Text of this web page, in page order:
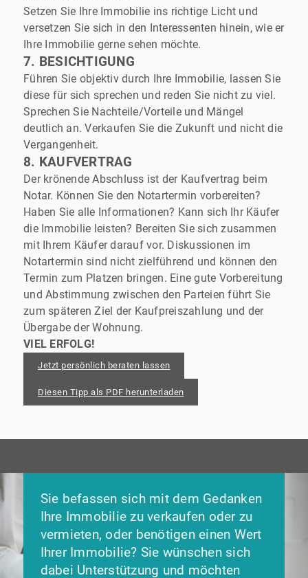
Setzen Sie Ihre Immobilie ins richtige Licht und
versetzen Sie sich in den Interessenten hinein, wie er
Ihre Immobilie gerne sehen möchte.
7. BESICHTIGUNG
Führen Sie objektiv durch Ihre Immobilie, lassen Sie
diese für sich sprechen und reden Sie nicht zu viel.
Sprechen Sie Nachteile/Vorteile und Mängel
deutlich an. Verkaufen Sie die Zukunft und nicht die
Vergangenheit.
8. KAUFVERTRAG
Der krönende Abschluss ist der Kaufvertrag beim
Notar. Können Sie den Notartermin vorbereiten?
Haben Sie alle Informationen? Kann sich Ihr Käufer
die Immobilie leisten? Bereiten Sie sich zusammen
mit Ihrem Käufer darauf vor. Diskussionen im
Notartermin sind nicht zielführend und können den
Termin zum Platzen bringen. Eine gute Vorbereitung
und Abstimmung zwischen den Parteien führt Sie
zum späteren Ziel der Kaufpreiszahlung und der
Übergabe der Wohnung.
VIEL ERFOLG!
Jetzt persönlich beraten lassen
Diesen Tipp als PDF herunterladen
Sie befassen sich mit dem Gedanken
Ihre Immobilie zu verkaufen oder zu
vermieten, oder benötigen einen Wert
Ihrer Immobilie? Sie wünschen sich
dabei Unterstützung und möchten